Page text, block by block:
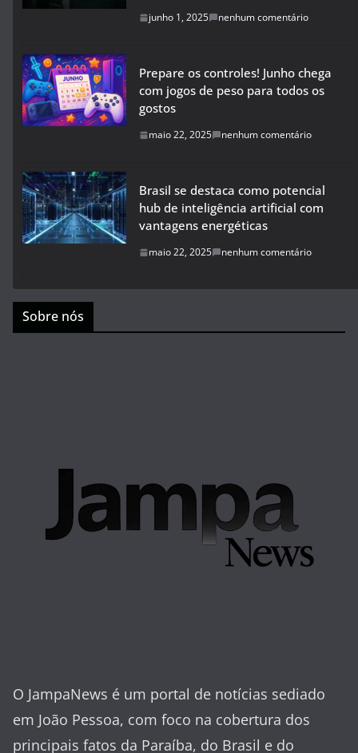
junho 1, 2025 nenhum comentário
Prepare os controles! Junho chega
com jogos de peso para todos os
gostos
maio 22, 2025 nenhum comentário
Brasil se destaca como potencial
hub de inteligência artificial com
vantagens energéticas
maio 22, 2025 nenhum comentário
Sobre nós
O JampaNews é um portal de notícias sediado
em João Pessoa, com foco na cobertura dos
principais fatos da Paraíba, do Brasil e do